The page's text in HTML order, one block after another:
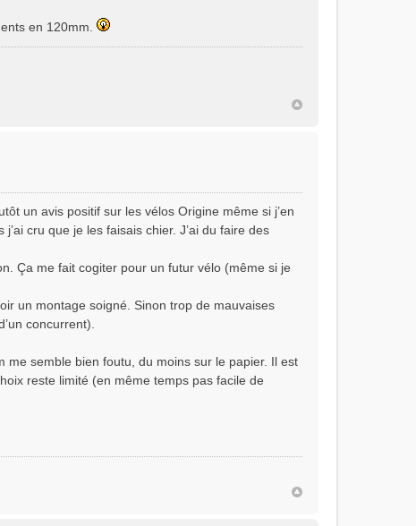
en 120mm.
un avis positif sur les vélos Origine même si j’en
cru que je les faisais chier. J’ai du faire des
Ça me fait cogiter pour un futur vélo (même si je
un montage soigné. Sinon trop de mauvaises
concurrent).
semble bien foutu, du moins sur le papier. Il est
reste limité (en même temps pas facile de